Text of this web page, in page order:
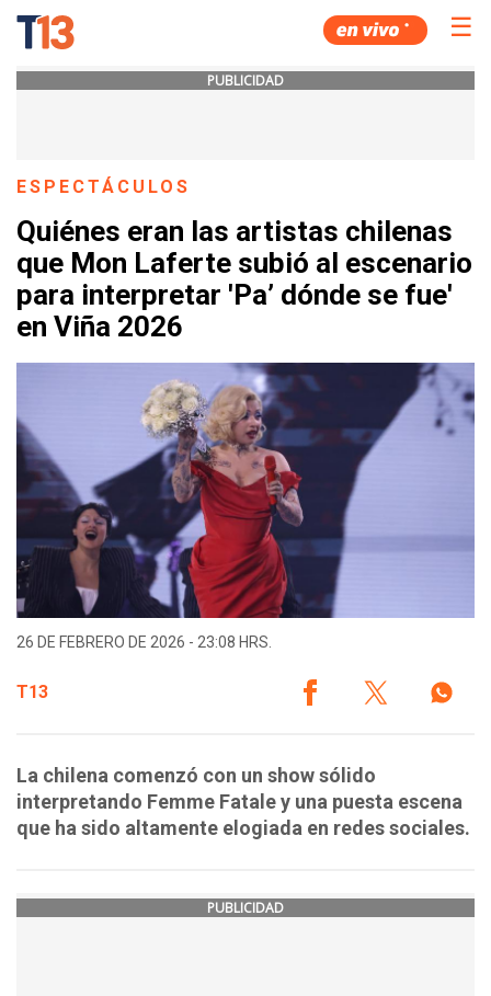
☰
PUBLICIDAD
ESPECTÁCULOS
Quiénes eran las artistas chilenas
que Mon Laferte subió al escenario
para interpretar 'Pa’ dónde se fue'
en Viña 2026
26 DE FEBRERO DE 2026 - 23:08 HRS.
T13
La chilena comenzó con un show sólido
interpretando Femme Fatale y una puesta escena
que ha sido altamente elogiada en redes sociales.
PUBLICIDAD